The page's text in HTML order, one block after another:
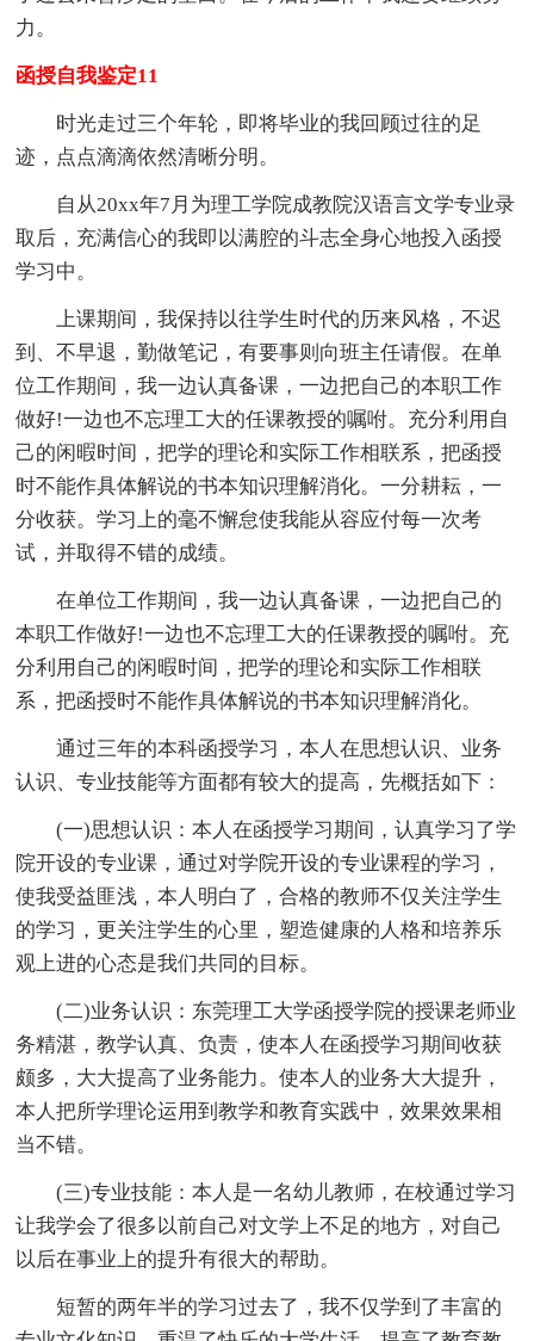
力。
函授自我鉴定11
时光走过三个年轮，即将毕业的我回顾过往的足
迹，点点滴滴依然清晰分明。
自从20xx年7月为理工学院成教院汉语言文学专业录
取后，充满信心的我即以满腔的斗志全身心地投入函授
学习中。
上课期间，我保持以往学生时代的历来风格，不迟
到、不早退，勤做笔记，有要事则向班主任请假。在单
位工作期间，我一边认真备课，一边把自己的本职工作
做好!一边也不忘理工大的任课教授的嘱咐。充分利用自
己的闲暇时间，把学的理论和实际工作相联系，把函授
时不能作具体解说的书本知识理解消化。一分耕耘，一
分收获。学习上的毫不懈怠使我能从容应付每一次考
试，并取得不错的成绩。
在单位工作期间，我一边认真备课，一边把自己的
本职工作做好!一边也不忘理工大的任课教授的嘱咐。充
分利用自己的闲暇时间，把学的理论和实际工作相联
系，把函授时不能作具体解说的书本知识理解消化。
通过三年的本科函授学习，本人在思想认识、业务
认识、专业技能等方面都有较大的提高，先概括如下：
(一)思想认识：本人在函授学习期间，认真学习了学
院开设的专业课，通过对学院开设的专业课程的学习，
使我受益匪浅，本人明白了，合格的教师不仅关注学生
的学习，更关注学生的心里，塑造健康的人格和培养乐
观上进的心态是我们共同的目标。
(二)业务认识：东莞理工大学函授学院的授课老师业
务精湛，教学认真、负责，使本人在函授学习期间收获
颇多，大大提高了业务能力。使本人的业务大大提升，
本人把所学理论运用到教学和教育实践中，效果效果相
当不错。
(三)专业技能：本人是一名幼儿教师，在校通过学习
让我学会了很多以前自己对文学上不足的地方，对自己
以后在事业上的提升有很大的帮助。
短暂的两年半的学习过去了，我不仅学到了丰富的